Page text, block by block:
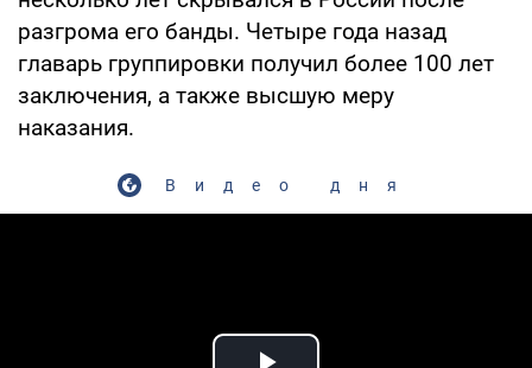
разгрома его банды. Четыре года назад
главарь группировки получил более 100 лет
заключения, а также высшую меру
наказания.
Видео дня